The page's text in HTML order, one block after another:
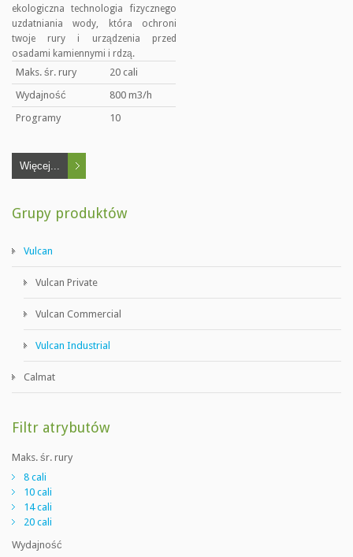
ekologiczna technologia fizycznego
uzdatniania wody, która ochroni
twoje rury i urządzenia przed
osadami kamiennymi i rdzą.
Maks. śr. rury
20 cali
Wydajność
800 m3/h
Programy
10
Więcej...
Grupy produktów
Vulcan
Vulcan Private
Vulcan Commercial
Vulcan Industrial
Calmat
Filtr atrybutów
Maks. śr. rury
8 cali
10 cali
14 cali
20 cali
Wydajność